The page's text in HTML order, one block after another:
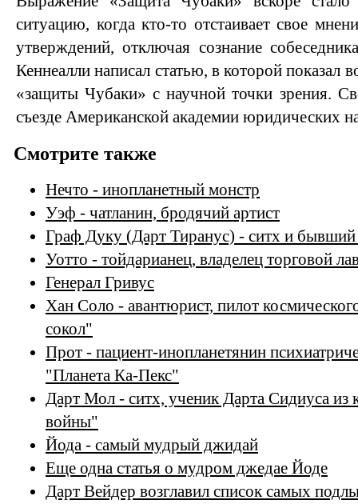
ситуацию, когда кто-то отстаивает свое
утверждений, отключая сознание
Кеннеалли написал статью, в которой показал
«защиты Чубаки» с научной точки зрения.
съезде Американской академии юридических
Смотрите также
Нечто - инопланетный монстр
Уэф - чатланин, бродячий артист
Граф Дуку (Дарт Тиранус) - ситх и
Уотто - тойдарианец, владелец торговой
Генерал Гривус
Хан Соло - авантюрист, пилот
сокол"
Прот - пациент-инопланетянин
"Планета Ка-Пекс"
Дарт Мол - ситх, ученик Дарта Сидиуса из
войны"
Йода - самый мудрый джидай
Еще одна статья о мудром джедае Йоде
Дарт Вейдер возглавил список самых